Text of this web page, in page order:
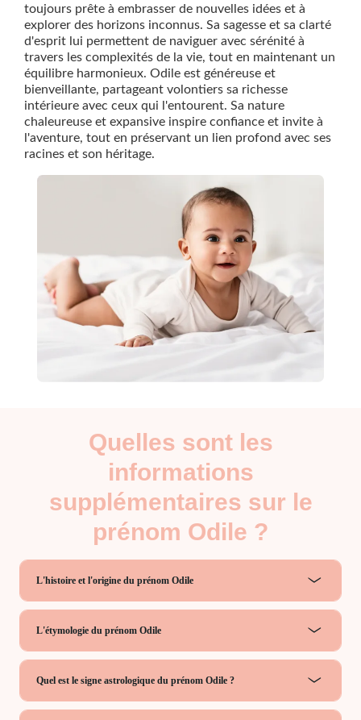
toujours prête à embrasser de nouvelles idées et à
explorer des horizons inconnus. Sa sagesse et sa clarté
d'esprit lui permettent de naviguer avec sérénité à
travers les complexités de la vie, tout en maintenant un
équilibre harmonieux. Odile est généreuse et
bienveillante, partageant volontiers sa richesse
intérieure avec ceux qui l'entourent. Sa nature
chaleureuse et expansive inspire confiance et invite à
l'aventure, tout en préservant un lien profond avec ses
racines et son héritage.
Quelles sont les
informations
supplémentaires sur le
prénom Odile ?
L'histoire et l'origine du prénom Odile
L'étymologie du prénom Odile
Quel est le signe astrologique du prénom Odile ?